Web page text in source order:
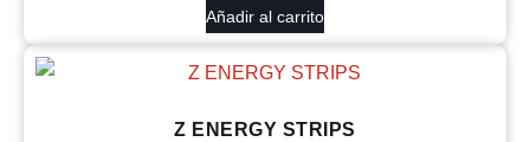
Añadir al carrito
Z ENERGY STRIPS